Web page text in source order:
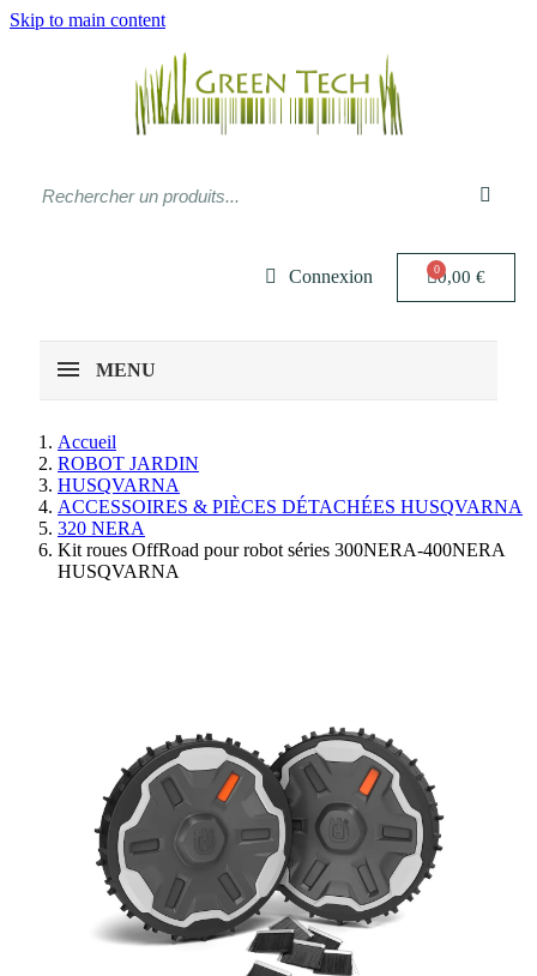
Skip to main content
Connexion 0,00 €
MENU
Accueil
ROBOT JARDIN
HUSQVARNA
ACCESSOIRES & PIÈCES DÉTACHÉES HUSQVARNA
320 NERA
Kit roues OffRoad pour robot séries 300NERA-400NERA
HUSQVARNA